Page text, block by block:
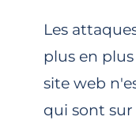
Les
plus en
site web
qui sont